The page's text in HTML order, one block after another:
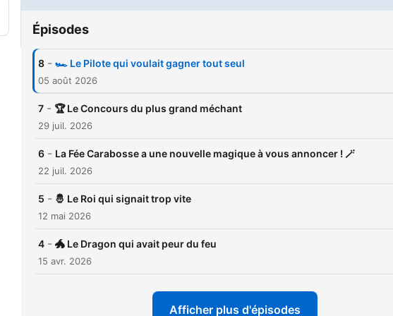
✨Des histoires
curieux, surtout ceux qui
réclament sans cesse
histoire" avant le dodo, et
Épisodes
8 - 🏎️ Le Pilote qui voulait gagner tout seul
05 août 2026
7 - 🏆 Le Concours du plus grand méchant
29 juil. 2026
6 - La Fée Carabosse a une nouvelle magique à vous annoncer ! 🪄
22 juil. 2026
5 - 🤴 Le Roi qui signait trop vite
12 mai 2026
4 - 🐲 Le Dragon qui avait peur du feu
15 avr. 2026
Afficher plus d'épisodes